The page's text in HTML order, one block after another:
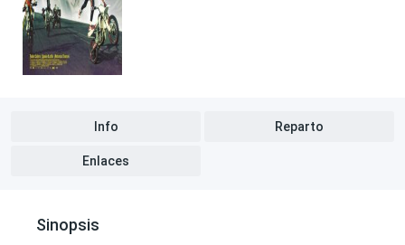
Info Reparto
Enlaces
Sinopsis